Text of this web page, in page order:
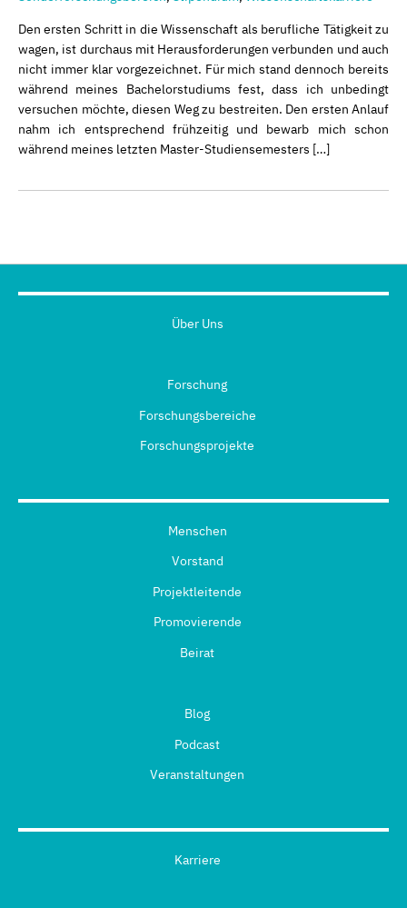
Den ersten Schritt in die Wissenschaft als berufliche Tätigkeit zu
wagen, ist durchaus mit Herausforderungen verbunden und auch
nicht immer klar vorgezeichnet. Für mich stand dennoch bereits
während meines Bachelorstudiums fest, dass ich unbedingt
versuchen möchte, diesen Weg zu bestreiten. Den ersten Anlauf
nahm ich entsprechend frühzeitig und bewarb mich schon
während meines letzten Master-Studiensemesters […]
Über Uns
Forschung
Forschungsbereiche
Forschungsprojekte
Menschen
Vorstand
Projektleitende
Promovierende
Beirat
Blog
Podcast
Veranstaltungen
Karriere